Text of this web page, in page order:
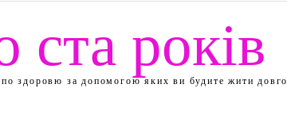
ста років
по здоровю за допомогою яких ви будите жити довго